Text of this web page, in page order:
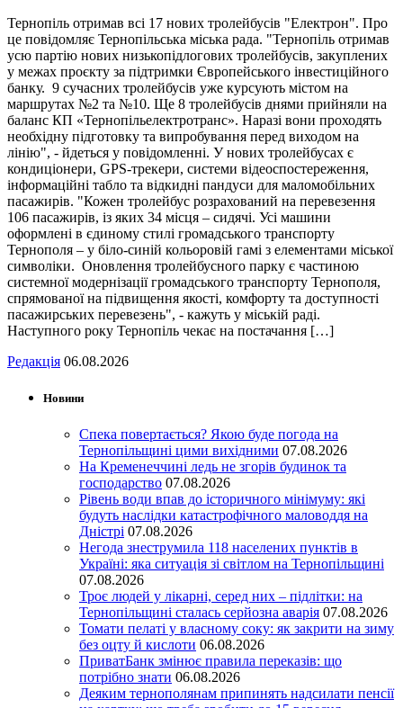
Тернопіль отримав всі 17 нових тролейбусів "Електрон". Про
це повідомляє Тернопільська міська рада. "Тернопіль отримав
усю партію нових низькопідлогових тролейбусів, закуплених
у межах проєкту за підтримки Європейського інвестиційного
банку. 9 сучасних тролейбусів уже курсують містом на
маршрутах №2 та №10. Ще 8 тролейбусів днями прийняли на
баланс КП «Тернопільелектротранс». Наразі вони проходять
необхідну підготовку та випробування перед виходом на
лінію", - йдеться у повідомленні. У нових тролейбусах є
кондиціонери, GPS-трекери, системи відеоспостереження,
інформаційні табло та відкидні пандуси для маломобільних
пасажирів. "Кожен тролейбус розрахований на перевезення
106 пасажирів, із яких 34 місця – сидячі. Усі машини
оформлені в єдиному стилі громадського транспорту
Тернополя – у біло-синій кольоровій гамі з елементами міської
символіки. Оновлення тролейбусного парку є частиною
системної модернізації громадського транспорту Тернополя,
спрямованої на підвищення якості, комфорту та доступності
пасажирських перевезень", - кажуть у міській раді.
Наступного року Тернопіль чекає на постачання […]
Редакція 06.08.2026
Новини
Спека повертається? Якою буде погода на
Тернопільщині цими вихідними 07.08.2026
На Кременеччині ледь не згорів будинок та
господарство 07.08.2026
Рівень води впав до історичного мінімуму: які
будуть наслідки катастрофічного маловоддя на
Дністрі 07.08.2026
Негода знеструмила 118 населених пунктів в
Україні: яка ситуація зі світлом на Тернопільщині
07.08.2026
Троє людей у лікарні, серед них – підлітки: на
Тернопільщині сталась серйозна аварія 07.08.2026
Томати пелаті у власному соку: як закрити на зиму
без оцту й кислоти 06.08.2026
ПриватБанк змінює правила переказів: що
потрібно знати 06.08.2026
Деяким тернополянам припинять надсилати пенсії